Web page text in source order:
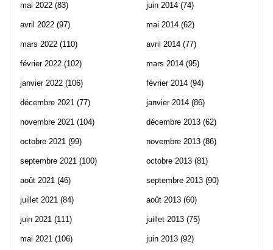
mai 2022 (83)
avril 2022 (97)
mars 2022 (110)
février 2022 (102)
janvier 2022 (106)
décembre 2021 (77)
novembre 2021 (104)
octobre 2021 (99)
septembre 2021 (100)
août 2021 (46)
juillet 2021 (84)
juin 2021 (111)
mai 2021 (106)
juin 2014 (74)
mai 2014 (62)
avril 2014 (77)
mars 2014 (95)
février 2014 (94)
janvier 2014 (86)
décembre 2013 (62)
novembre 2013 (86)
octobre 2013 (81)
septembre 2013 (90)
août 2013 (60)
juillet 2013 (75)
juin 2013 (92)